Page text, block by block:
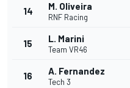
14 M. Oliveira
RNF Racing
15 L. Marini
Team VR46
16 A. Fernandez
Tech 3